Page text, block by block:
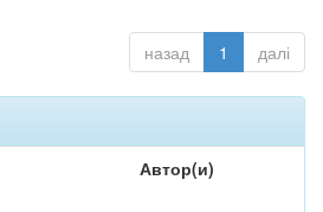
назад 1 далі
Автор(и)